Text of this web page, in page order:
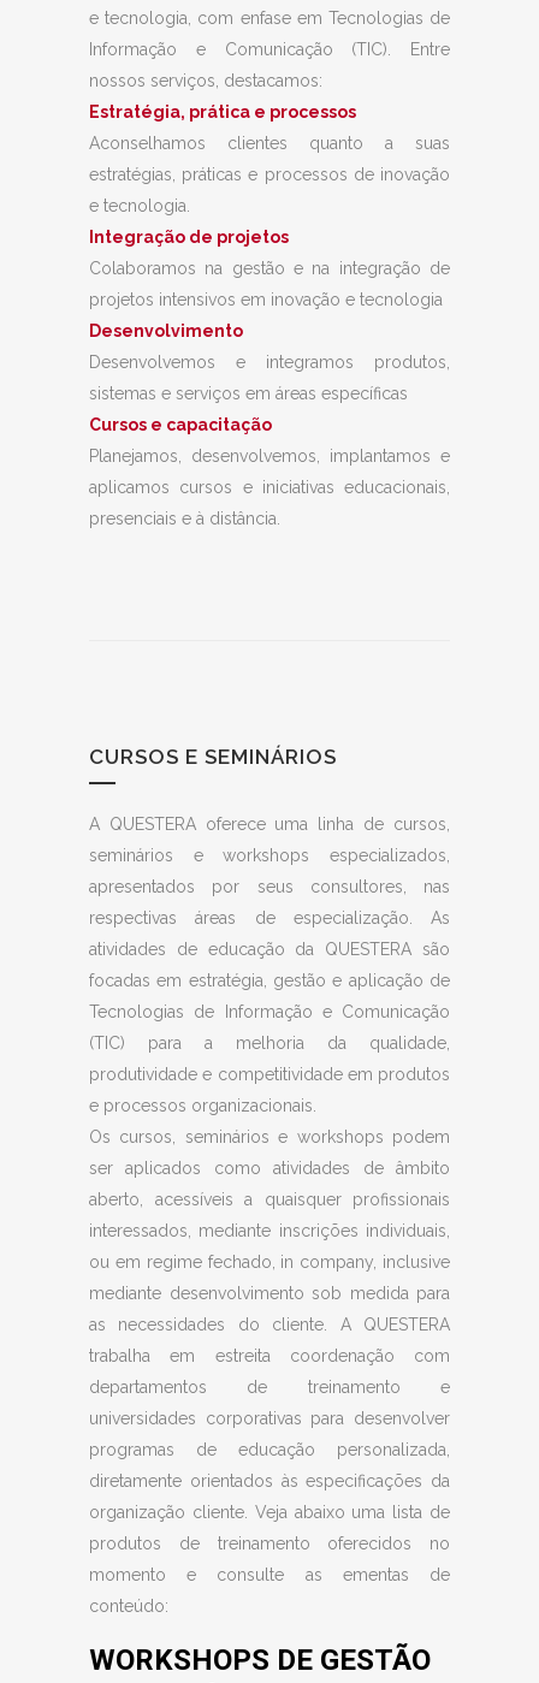
e tecnologia, com enfase em Tecnologias de
Informação e Comunicação (TIC). Entre
nossos serviços, destacamos:
Estratégia, prática e processos
Aconselhamos clientes quanto a suas
estratégias, práticas e processos de inovação
e tecnologia.
Integração de projetos
Colaboramos na gestão e na integração de
projetos intensivos em inovação e tecnologia
Desenvolvimento
Desenvolvemos e integramos produtos,
sistemas e serviços em áreas específicas
Cursos e capacitação
Planejamos, desenvolvemos, implantamos e
aplicamos cursos e iniciativas educacionais,
presenciais e à distância.
CURSOS E SEMINÁRIOS
A QUESTERA oferece uma linha de cursos,
seminários e workshops especializados,
apresentados por seus consultores, nas
respectivas áreas de especialização. As
atividades de educação da QUESTERA são
focadas em estratégia, gestão e aplicação de
Tecnologias de Informação e Comunicação
(TIC) para a melhoria da qualidade,
produtividade e competitividade em produtos
e processos organizacionais.
Os cursos, seminários e workshops podem
ser aplicados como atividades de âmbito
aberto, acessíveis a quaisquer profissionais
interessados, mediante inscrições individuais,
ou em regime fechado, in company, inclusive
mediante desenvolvimento sob medida para
as necessidades do cliente. A QUESTERA
trabalha em estreita coordenação com
departamentos de treinamento e
universidades corporativas para desenvolver
programas de educação personalizada,
diretamente orientados às especificações da
organização cliente. Veja abaixo uma lista de
produtos de treinamento oferecidos no
momento e consulte as ementas de
conteúdo:
WORKSHOPS DE GESTÃO